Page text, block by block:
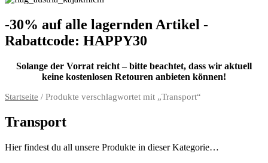
-30% auf alle lagernden Artikel -
Rabattcode: HAPPY30
Solange der Vorrat reicht – bitte beachtet, dass wir aktuell
keine kostenlosen Retouren anbieten können!
Startseite / Produkte verschlagwortet mit „Transport“
Transport
Hier findest du all unsere Produkte in dieser Kategorie…